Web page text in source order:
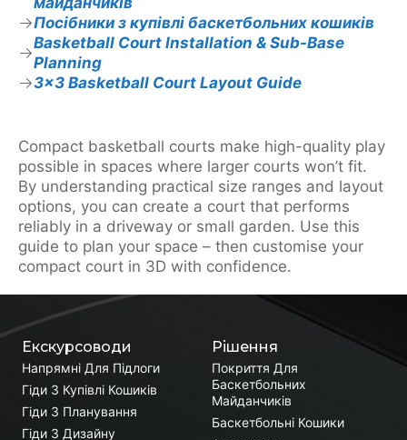
Посібники з купівлі баскетбольних кошиків
Basketball Court Installation & Sub-Base
Planning
3×3 Basketball Court Layout Guide
Compact basketball courts make high-quality play
possible in spaces where larger courts won’t fit.
By understanding practical size ranges and layout
options, you can create a court that performs
reliably in a driveway or small garden. Use this
guide to plan your space – then customise your
compact court in 3D with confidence.
Рішення
Покриття Для
Баскетбольних
Майданчиків
Баскетбольні Кошики
Екскурсоводи
Напрямні Для Підлоги
Гіди З Купівлі Кошиків
Гіди З Планування
Гіди З Дизайну